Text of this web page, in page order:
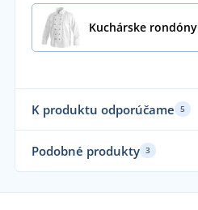
Kuchárske rondóny
K produktu odporúčame 5
Podobné produkty 3